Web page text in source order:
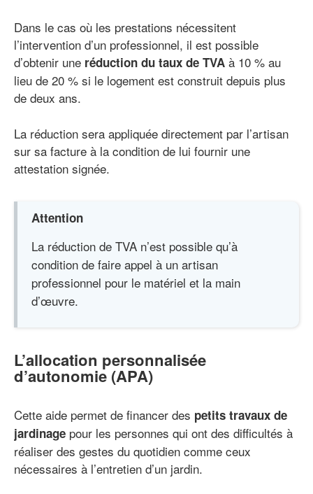
Dans le cas où les prestations nécessitent
l’intervention d’un professionnel, il est possible
d’obtenir une réduction du taux de TVA à 10 % au
lieu de 20 % si le logement est construit depuis plus
de deux ans.
La réduction sera appliquée directement par l’artisan
sur sa facture à la condition de lui fournir une
attestation signée.
Attention
La réduction de TVA n’est possible qu’à
condition de faire appel à un artisan
professionnel pour le matériel et la main
d’œuvre.
L’allocation personnalisée
d’autonomie (APA)
Cette aide permet de financer des petits travaux de
jardinage pour les personnes qui ont des difficultés à
réaliser des gestes du quotidien comme ceux
nécessaires à l’entretien d’un jardin.